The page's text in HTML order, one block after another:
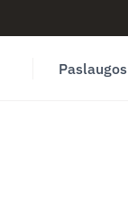
Paslaugos